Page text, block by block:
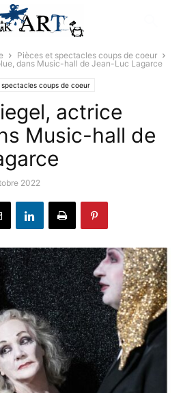
Pièces et spectacles coups de coeur
dans Music-hall de Jean-Luc Lagarce
spectacles coups de coeur
actrice
Music-hall de
2022